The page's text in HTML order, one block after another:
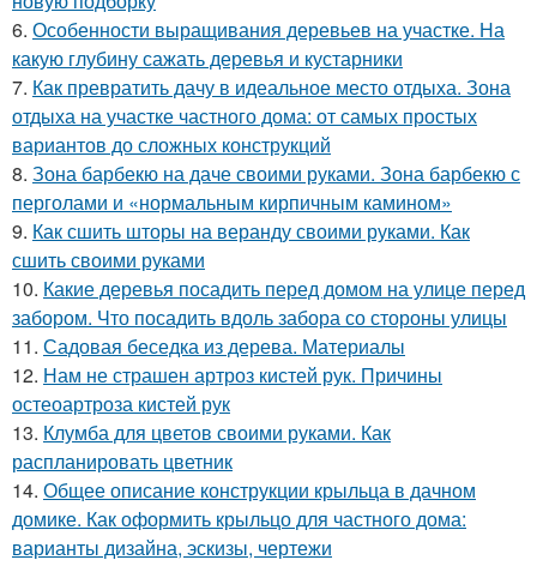
6. Особенности выращивания деревьев на участке. На
какую глубину сажать деревья и кустарники
7. Как превратить дачу в идеальное место отдыха. Зона
отдыха на участке частного дома: от самых простых
вариантов до сложных конструкций
8. Зона барбекю на даче своими руками. Зона барбекю с
перголами и «нормальным кирпичным камином»
9. Как сшить шторы на веранду своими руками. Как
сшить своими руками
10. Какие деревья посадить перед домом на улице перед
забором. Что посадить вдоль забора со стороны улицы
11. Садовая беседка из дерева. Материалы
12. Нам не страшен артроз кистей рук. Причины
остеоартроза кистей рук
13. Клумба для цветов своими руками. Как
распланировать цветник
14. Общее описание конструкции крыльца в дачном
домике. Как оформить крыльцо для частного дома:
варианты дизайна, эскизы, чертежи